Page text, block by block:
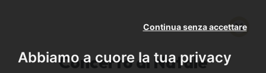
Abbiamo a cuore la tua privacy
Continua senza accettare
Concerto di Natale